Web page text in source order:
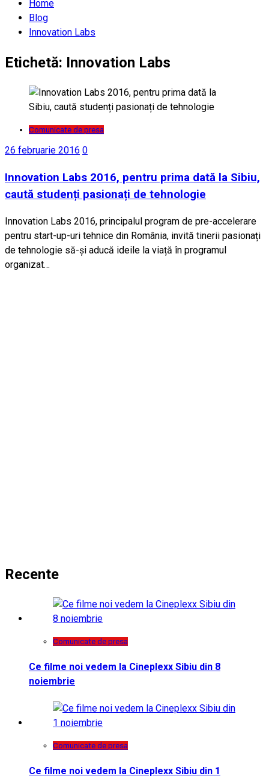
Home
Blog
Innovation Labs
Etichetă: Innovation Labs
Comunicate de presa
26 februarie 2016 0
Innovation Labs 2016, pentru prima dată la Sibiu,
caută studenți pasionați de tehnologie
Innovation Labs 2016, principalul program de pre-accelerare
pentru start-up-uri tehnice din România, invită tinerii pasionați
de tehnologie să-și aducă ideile la viață în programul
organizat…
Recente
Comunicate de presa
Ce filme noi vedem la Cineplexx Sibiu din 8
noiembrie
Comunicate de presa
Ce filme noi vedem la Cineplexx Sibiu din 1